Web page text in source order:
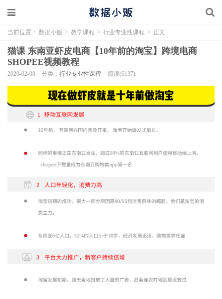
当前位置： 数据小贩 > 教学课程 > 行业专业性课程 > 正文
猫课 东南亚虾皮电商【10年前的淘宝】跨境电商
SHOPEE视频教程
2020-02-08 分类： 行业专业性课程 阅读(6137)